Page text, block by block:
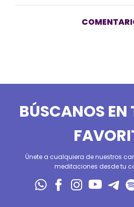
BÚSCANOS
Únete a cualquiera de nuestros
meditaciones desde tu